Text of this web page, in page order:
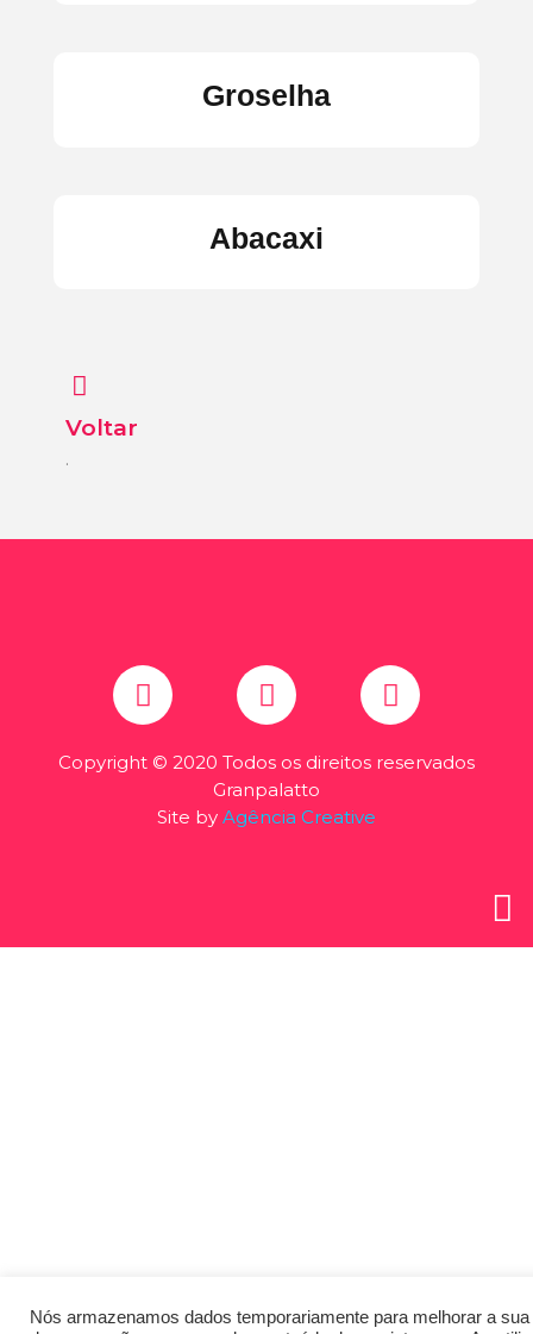
Voltar
.
Groselha
Abacaxi
Copyright © 2020 Todos os direitos reservados
Granpalatto
Site by Agência Creative
Nós armazenamos dados temporariamente para melhorar a